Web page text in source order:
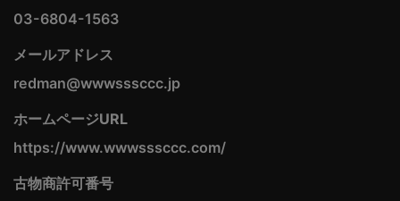
03-6804-1563
メールアドレス
redman@wwwsssccc.jp
ホームページURL
https://www.wwwsssccc.com/
古物商許可番号